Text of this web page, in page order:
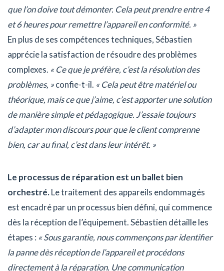
que l’on doive tout démonter. Cela peut prendre entre 4
et 6 heures pour remettre l’appareil en conformité. »
En plus de ses compétences techniques, Sébastien
apprécie la satisfaction de résoudre des problèmes
complexes. « Ce que je préfère, c’est la résolution des
problèmes, »confie-t-il. « Cela peut être matériel ou
théorique, mais ce que j’aime, c’est apporter une solution
de manière simple et pédagogique. J’essaie toujours
d’adapter mon discours pour que le client comprenne
bien, car au final, c’est dans leur intérêt. »
Le processus de réparation est un ballet bien
orchestré.Le traitement des appareils endommagés
est encadré par un processus bien défini, qui commence
dès la réception de l’équipement. Sébastien détaille les
étapes : « Sous garantie, nous commençons par identifier
la panne dès réception de l’appareil et procédons
directement à la réparation. Une communication